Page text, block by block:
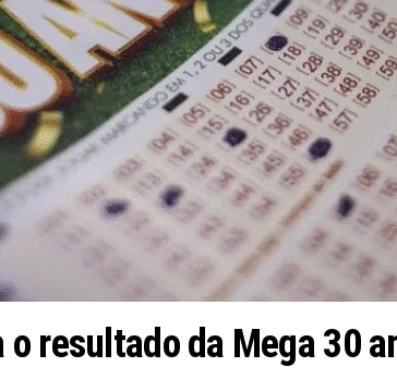
resultado da Mega 30